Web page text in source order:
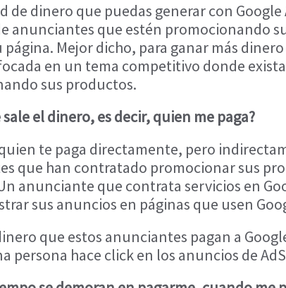
de dinero que puedas generar con Google
anunciantes que estén promocionando
Mejor dicho, para ganar más
en un tema competitivo donde
sus productos.
sale el dinero, es decir, quien me paga?
te paga directamente, pero
que han contratado promocionar sus
anunciante que contrata servicios en
sus anuncios en páginas que usen
que estos anunciantes pagan a
persona hace click en los anuncios de